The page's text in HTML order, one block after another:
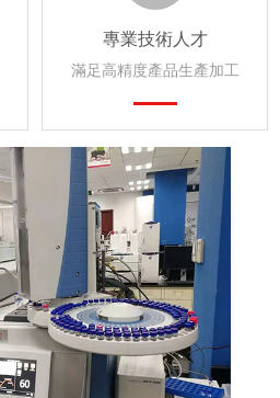
專業技術人才
滿足高精度產品生產加工